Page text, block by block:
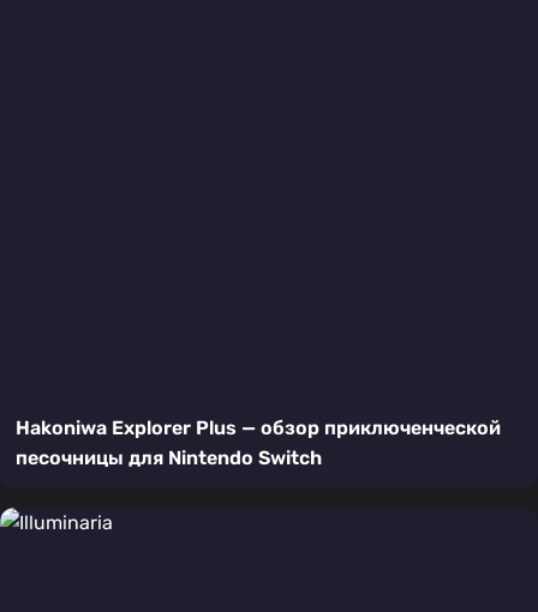
Hakoniwa Explorer Plus — обзор приключенческой
песочницы для Nintendo Switch